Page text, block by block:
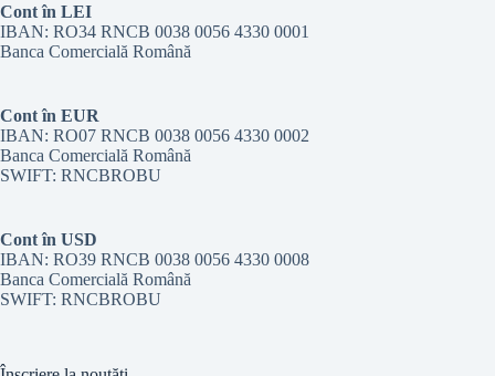
Cont în LEI
IBAN: RO34 RNCB 0038 0056 4330 0001
Banca Comercială Română
Cont în EUR
IBAN: RO07 RNCB 0038 0056 4330 0002
Banca Comercială Română
SWIFT: RNCBROBU
Cont în USD
IBAN: RO39 RNCB 0038 0056 4330 0008
Banca Comercială Română
SWIFT: RNCBROBU